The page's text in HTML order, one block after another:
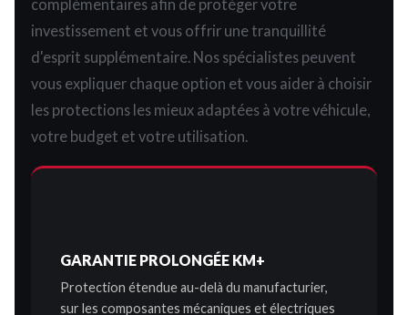
complémentaires afin de protéger votre
investissement et vous offrir une tranquillité
d'esprit supplémentaire. Nos spécialistes peuvent
vous expliquer chaque option et vous aider à choisir
les protections les mieux adaptées à votre véhicule,
votre budget et votre utilisation.
GARANTIE PROLONGÉE KM+
Protection étendue au-delà du manufacturier,
sur les composantes mécaniques et électriques